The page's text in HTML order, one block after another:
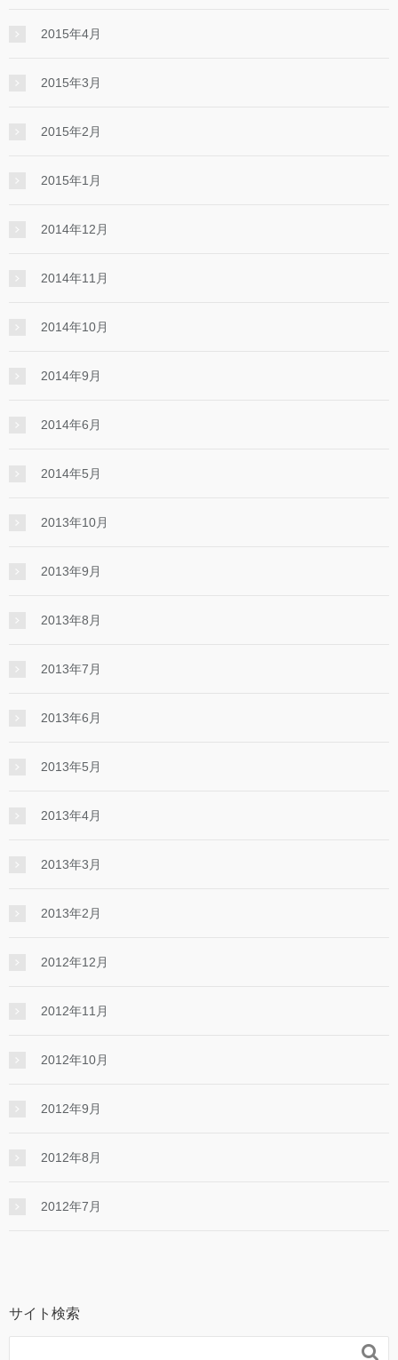
2015年4月
2015年3月
2015年2月
2015年1月
2014年12月
2014年11月
2014年10月
2014年9月
2014年6月
2014年5月
2013年10月
2013年9月
2013年8月
2013年7月
2013年6月
2013年5月
2013年4月
2013年3月
2013年2月
2012年12月
2012年11月
2012年10月
2012年9月
2012年8月
2012年7月
サイト検索
